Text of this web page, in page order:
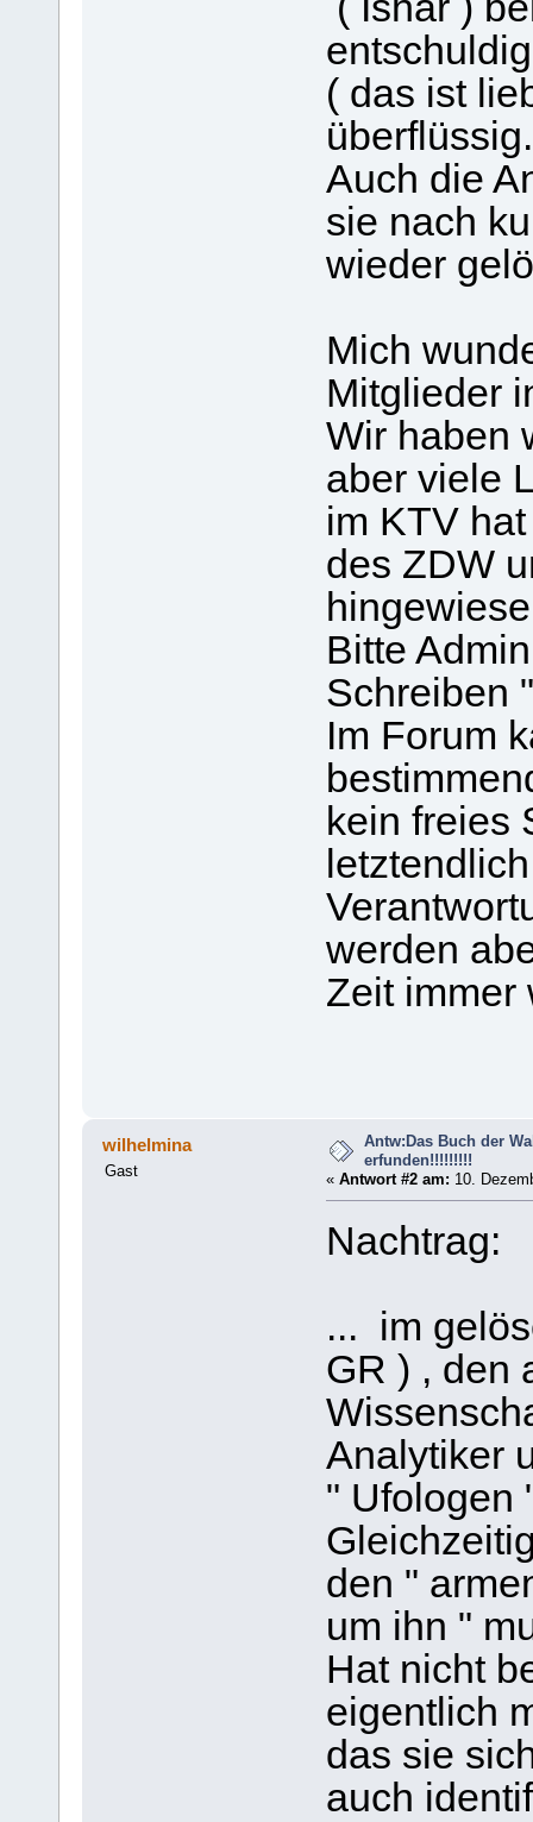
( das ist
Auch die
sie nach
wieder
Mich
Mitglieder
Wir haben
aber viele
im KTV
des ZDW
Bitte
Schreiben
Im Forum
kein freies
werden
Zeit immer
wilhelmina
Gast
Antw:Das Buch der
erfunden!!!!!!!!!
« Antwort #2 am: 10.
Nachtrag:
... im
GR ) , den
Analytiker
" Ufologen
den "
um ihn "
Hat nicht
eigentlich
das sie
auch